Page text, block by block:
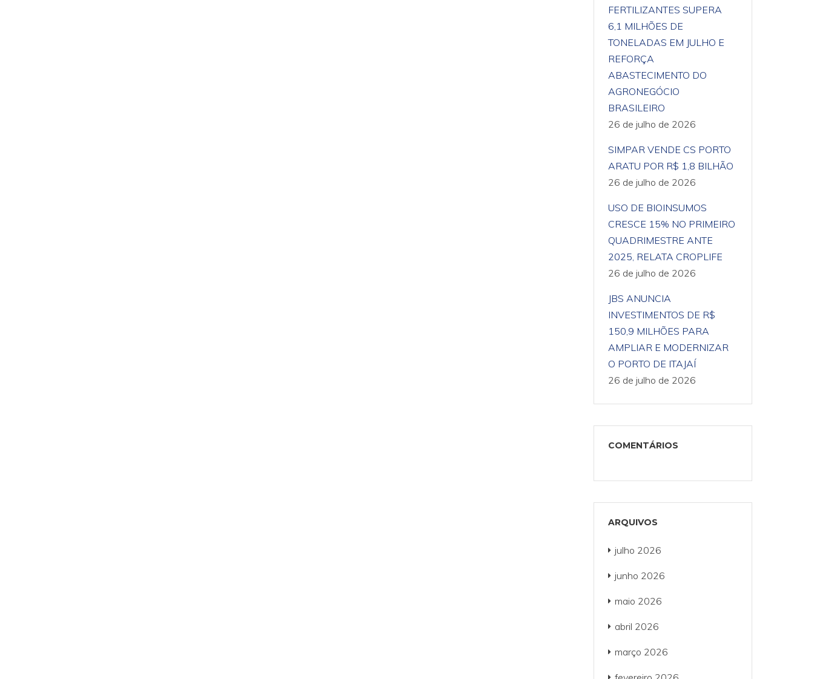
FERTILIZANTES SUPERA
6,1 MILHÕES DE
TONELADAS EM JULHO E
REFORÇA
ABASTECIMENTO DO
AGRONEGÓCIO
BRASILEIRO
26 de julho de 2026
SIMPAR VENDE CS PORTO
ARATU POR R$ 1,8 BILHÃO
26 de julho de 2026
USO DE BIOINSUMOS
CRESCE 15% NO PRIMEIRO
QUADRIMESTRE ANTE
2025, RELATA CROPLIFE
26 de julho de 2026
JBS ANUNCIA
INVESTIMENTOS DE R$
150,9 MILHÕES PARA
AMPLIAR E MODERNIZAR
O PORTO DE ITAJAÍ
26 de julho de 2026
COMENTÁRIOS
ARQUIVOS
julho 2026
junho 2026
maio 2026
abril 2026
março 2026